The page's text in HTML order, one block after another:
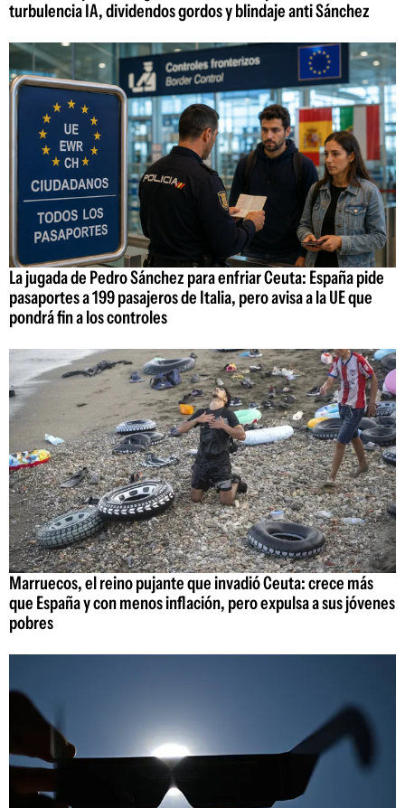
turbulencia IA, dividendos gordos y blindaje anti Sánchez
La jugada de Pedro Sánchez para enfriar Ceuta: España pide
pasaportes a 199 pasajeros de Italia, pero avisa a la UE que
pondrá fin a los controles
Marruecos, el reino pujante que invadió Ceuta: crece más
que España y con menos inflación, pero expulsa a sus jóvenes
pobres